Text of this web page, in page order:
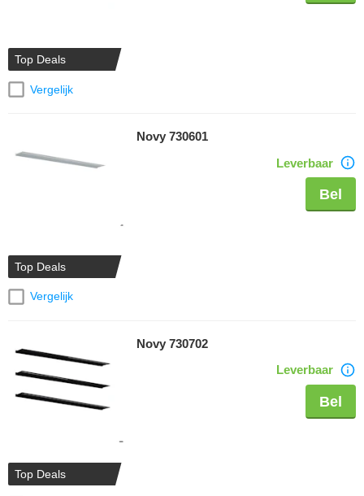
Top Deals
Vergelijk
Top Deals
Vergelijk
Novy 730601
Leverbaar
Bel
Top Deals
Novy 730702
Leverbaar
Bel